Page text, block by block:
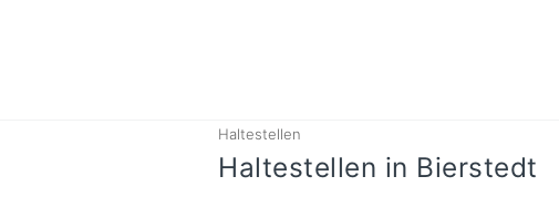
Haltestellen
Haltestellen in Bierstedt